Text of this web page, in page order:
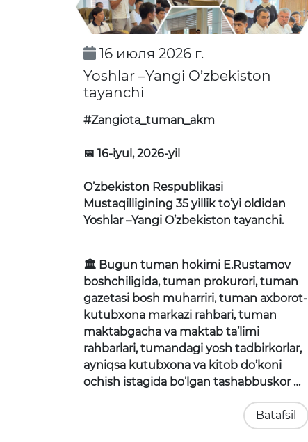
16 июля 2026 г.
Yoshlar –Yangi O’zbekiston
tayanchi
#Zangiota_tuman_akm
📅 16-iyul, 2026-yil
O’zbekiston Respublikasi
Mustaqilligining 35 yillik to’yi oldidan
Yoshlar –Yangi O’zbekiston tayanchi.
🏛 Bugun tuman hokimi E.Rustamov
boshchiligida, tuman prokurori, tuman
gazetasi bosh muharriri, tuman axborot-
kutubxona markazi rahbari, tuman
maktabgacha va maktab ta’limi
rahbarlari, tumandagi yosh tadbirkorlar,
ayniqsa kutubxona va kitob do’koni
ochish istagida bo’lgan tashabbuskor …
Batafsil